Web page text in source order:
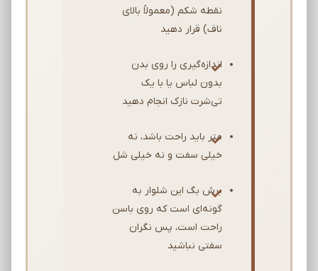
نقطه شکم (معمولاً بالای
ناف) قرار دهید
اندازه‌گیری را روی بدن
بدون لباس یا با یک
تی‌شرت نازک انجام دهید
متر باید راحت باشد، نه
خیلی سفت و نه خیلی شل
برش بگ این شلوار به
گونه‌ای است که روی باسن
راحت است، پس نگران
سفتی نباشید